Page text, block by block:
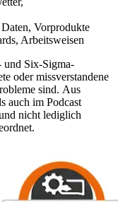
Vorprodukte
Arbeitsweisen
und Six-Sigma-
oder missverstandene
sind. Aus
auch im Podcast
nicht lediglich